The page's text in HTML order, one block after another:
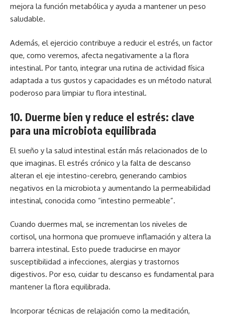
mejora la función metabólica y ayuda a mantener un peso
saludable.
Además, el ejercicio contribuye a reducir el estrés, un factor
que, como veremos, afecta negativamente a la flora
intestinal. Por tanto, integrar una rutina de actividad física
adaptada a tus gustos y capacidades es un método natural
poderoso para limpiar tu flora intestinal.
10. Duerme bien y reduce el estrés: clave
para una microbiota equilibrada
El sueño y la salud intestinal están más relacionados de lo
que imaginas. El estrés crónico y la falta de descanso
alteran el eje intestino-cerebro, generando cambios
negativos en la microbiota y aumentando la permeabilidad
intestinal, conocida como “intestino permeable”.
Cuando duermes mal, se incrementan los niveles de
cortisol, una hormona que promueve inflamación y altera la
barrera intestinal. Esto puede traducirse en mayor
susceptibilidad a infecciones, alergias y trastornos
digestivos. Por eso, cuidar tu descanso es fundamental para
mantener la flora equilibrada.
Incorporar técnicas de relajación como la meditación,